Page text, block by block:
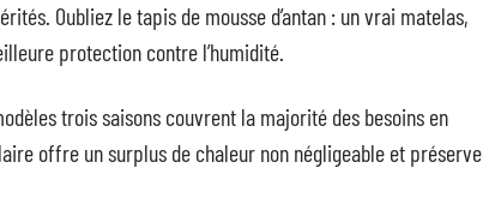
Oubliez le tapis de mousse d’antan : un vrai matelas,
protection contre l’humidité.
trois saisons couvrent la majorité des besoins en
offre un surplus de chaleur non négligeable et préserve